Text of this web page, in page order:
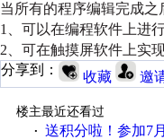
当所有的程序编辑完成
1、可以在编程软件上进
2、可在触摸屏软件上实
分享到：
收藏 邀
楼主最近还看过
· 送积分啦！参加7月6日菲